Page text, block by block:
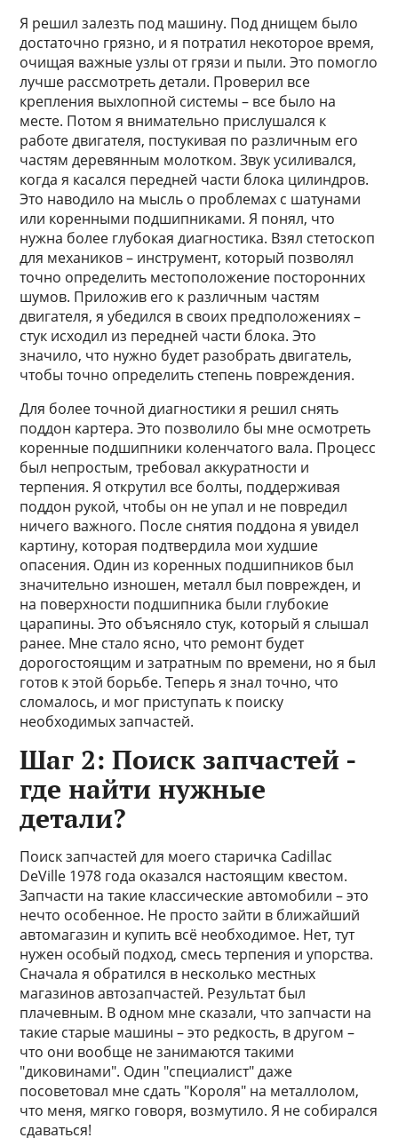
Я решил залезть под машину. Под днищем было
достаточно грязно, и я потратил некоторое время,
очищая важные узлы от грязи и пыли. Это помогло
лучше рассмотреть детали. Проверил все
крепления выхлопной системы – все было на
месте. Потом я внимательно прислушался к
работе двигателя, постукивая по различным его
частям деревянным молотком. Звук усиливался,
когда я касался передней части блока цилиндров.
Это наводило на мысль о проблемах с шатунами
или коренными подшипниками. Я понял, что
нужна более глубокая диагностика. Взял стетоскоп
для механиков – инструмент, который позволял
точно определить местоположение посторонних
шумов. Приложив его к различным частям
двигателя, я убедился в своих предположениях –
стук исходил из передней части блока. Это
значило, что нужно будет разобрать двигатель,
чтобы точно определить степень повреждения.
Для более точной диагностики я решил снять
поддон картера. Это позволило бы мне осмотреть
коренные подшипники коленчатого вала. Процесс
был непростым, требовал аккуратности и
терпения. Я открутил все болты, поддерживая
поддон рукой, чтобы он не упал и не повредил
ничего важного. После снятия поддона я увидел
картину, которая подтвердила мои худшие
опасения. Один из коренных подшипников был
значительно изношен, металл был поврежден, и
на поверхности подшипника были глубокие
царапины. Это объясняло стук, который я слышал
ранее. Мне стало ясно, что ремонт будет
дорогостоящим и затратным по времени, но я был
готов к этой борьбе. Теперь я знал точно, что
сломалось, и мог приступать к поиску
необходимых запчастей.
Шаг 2: Поиск запчастей -
где найти нужные
детали?
Поиск запчастей для моего старичка Cadillac
DeVille 1978 года оказался настоящим квестом.
Запчасти на такие классические автомобили – это
нечто особенное. Не просто зайти в ближайший
автомагазин и купить всё необходимое. Нет, тут
нужен особый подход, смесь терпения и упорства.
Сначала я обратился в несколько местных
магазинов автозапчастей. Результат был
плачевным. В одном мне сказали, что запчасти на
такие старые машины – это редкость, в другом –
что они вообще не занимаются такими
"диковинами". Один "специалист" даже
посоветовал мне сдать "Короля" на металлолом,
что меня, мягко говоря, возмутило. Я не собирался
сдаваться!